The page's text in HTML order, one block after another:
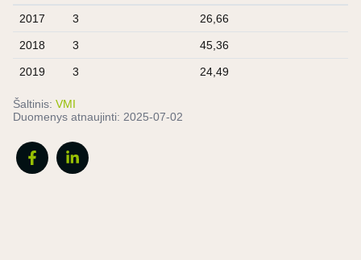
2017 3 26,66
2018 3 45,36
2019 3 24,49
Šaltinis: VMI
Duomenys atnaujinti: 2025-07-02